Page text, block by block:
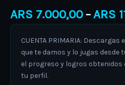
ARS 7.000,00 –ARS
CUENTA PRIMARIA:
que te damos y lo jugas desde
el progreso y logros obtenidos
tu perfil.